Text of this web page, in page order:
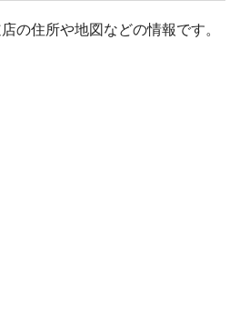
の住所や地図などの情報です。